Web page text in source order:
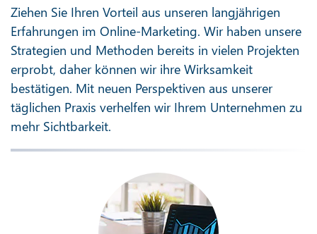
Ziehen Sie Ihren Vorteil aus unseren langjährigen
Erfahrungen im Online-Marketing. Wir haben unsere
Strategien und Methoden bereits in vielen Projekten
erprobt, daher können wir ihre Wirksamkeit
bestätigen. Mit neuen Perspektiven aus unserer
täglichen Praxis verhelfen wir Ihrem Unternehmen zu
mehr Sichtbarkeit.